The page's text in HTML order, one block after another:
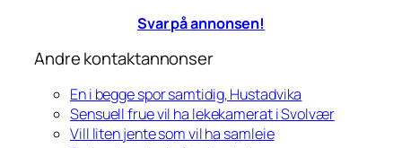
Svar på annonsen!
Andre kontaktannonser
En i begge spor samtidig, Hustadvika
Sensuell frue vil ha lekekamerat i Svolvær
Vill liten jente som vil ha samleie